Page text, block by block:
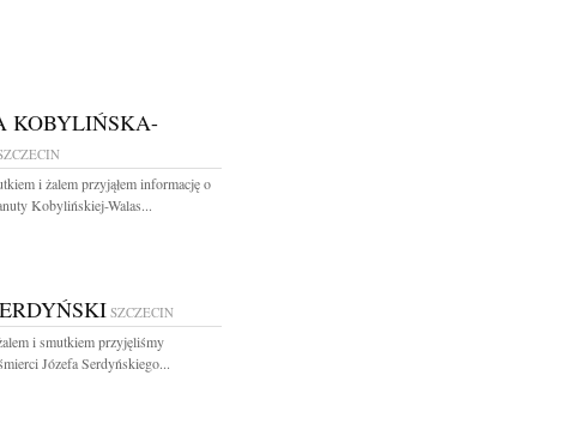
KOBYLIŃSKA-
i żalem przyjąłem informację o
Kobylińskiej-Walas...
SZCZECIN
i smutkiem przyjęliśmy
Józefa Serdyńskiego...